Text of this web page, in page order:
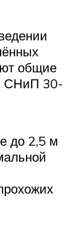
общие
СНиП 30-
до 2,5 м